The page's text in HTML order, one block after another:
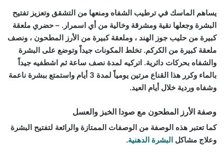
يساهم الماسك في ترطيب الشفاه ومنعها من التشقق وتعزيز تفتيح
البشرة وجعلها نقية ومشرقة وخالية من أي اسمرار. – حضري ملعقة
كبيرة من حليب جوز الهند ، وملعقة كبيرة من الأرز المطحون ، ونصف
ملعقة كبيرة من الكركم. تخلط المكونات جيداً وتوضع على البشرة
والشفاه بحركات دائرية. اتركيه لمدة نصف ساعة ثم اشطفيه جيداً
بالماء وكرر هذا القناع مرتين يومياً لمدة 3 أيام واستمتع ببشرة ناعمة
وشفاه وردية خلال أيام العيد.
وصفة الأرز المطحون مع صودا الخبز والعسل
كما تعتبر هذه الوصفة من الوصفات الممتازة والرائعة لتفتيح البشرة
وعلاج مشاكل البشرة الدهنية.